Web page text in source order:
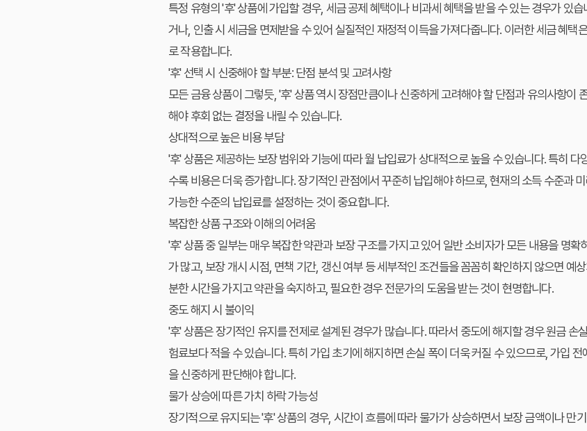
특정 유형의 '후' 상품에 가입할 경우, 세금 공제 혜택이나 비과세 혜택을 받을 수 있는 경우가 있
거나, 인출 시 세금을 면제받을 수 있어 실질적인 재정적 이득을 가져다줍니다. 이러한 세금 혜택
로 작용합니다.
'후' 선택 시 신중해야 할 부분: 단점 분석 및 고려사항
모든 금융 상품이 그렇듯, '후' 상품 역시 장점만큼이나 신중하게 고려해야 할 단점과 유의사항이
해야 후회 없는 결정을 내릴 수 있습니다.
상대적으로 높은 비용 부담
'후' 상품은 제공하는 보장 범위와 기능에 따라 월 납입료가 상대적으로 높을 수 있습니다. 특히
수록 비용은 더욱 증가합니다. 장기적인 관점에서 꾸준히 납입해야 하므로, 현재의 소득 수준과
가능한 수준의 납입료를 설정하는 것이 중요합니다.
복잡한 상품 구조와 이해의 어려움
'후' 상품 중 일부는 매우 복잡한 약관과 보장 구조를 가지고 있어 일반 소비자가 모든 내용을 명확
가 많고, 보장 개시 시점, 면책 기간, 갱신 여부 등 세부적인 조건들을 꼼꼼히 확인하지 않으면 예
분한 시간을 가지고 약관을 숙지하고, 필요한 경우 전문가의 도움을 받는 것이 현명합니다.
중도 해지 시 불이익
'후' 상품은 장기적인 유지를 전제로 설계된 경우가 많습니다. 따라서 중도에 해지할 경우 원금 손
험료보다 적을 수 있습니다. 특히 가입 초기에 해지하면 손실 폭이 더욱 커질 수 있으므로, 가입
을 신중하게 판단해야 합니다.
물가 상승에 따른 가치 하락 가능성
장기적으로 유지되는 '후' 상품의 경우, 시간이 흐름에 따라 물가가 상승하면서 보장 금액이나 만